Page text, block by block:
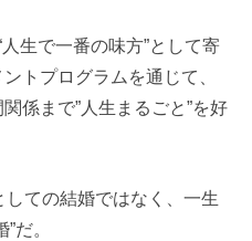
生で一番の味方”として寄
トプログラムを通じて、
係まで”人生まるごと”を好
ての結婚ではなく、一生
だ。